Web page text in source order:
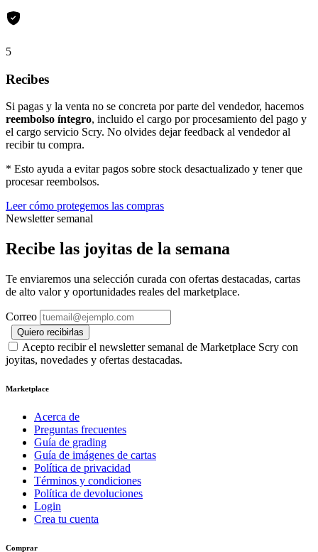
5
Recibes
Si pagas y la venta no se concreta por parte del vendedor, hacemos
reembolso íntegro, incluido el cargo por procesamiento del pago y
el cargo servicio Scry. No olvides dejar feedback al vendedor al
recibir tu compra.
* Esto ayuda a evitar pagos sobre stock desactualizado y tener que
procesar reembolsos.
Leer cómo protegemos las compras
Newsletter semanal
Recibe las joyitas de la semana
Te enviaremos una selección curada con ofertas destacadas, cartas
de alto valor y oportunidades reales del marketplace.
Correo
Quiero recibirlas
Acepto recibir el newsletter semanal de Marketplace Scry con
joyitas, novedades y ofertas destacadas.
Marketplace
Acerca de
Preguntas frecuentes
Guía de grading
Guía de imágenes de cartas
Política de privacidad
Términos y condiciones
Política de devoluciones
Login
Crea tu cuenta
Comprar